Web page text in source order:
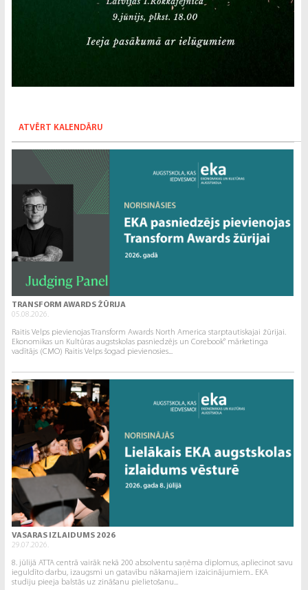
ATVĒRT KALENDĀRU
TRANSFORM AWARDS ŽŪRIJA
05.08.2026.
Raitis Velps pievienojas Transform Awards North America starptautiskajai žūrijai.
Ekonomikas un Kultūras augstskolas pasniedzējs un Corebook° mārketinga
vadītājs (CMO) Raitis Velps šogad pievienosies...
VASARAS IZLAIDUMS 2026
29.07.2026.
8. jūlijā ATTA centrā vairāk nekā 200 absolventu saņēma diplomus, apliecinot savu
ieguldīto darbu, izaugsmi un gatavību nākamajiem izaicinājumiem.. EKA
studiju pieeja balstās uz zināšanu pielietošanu...